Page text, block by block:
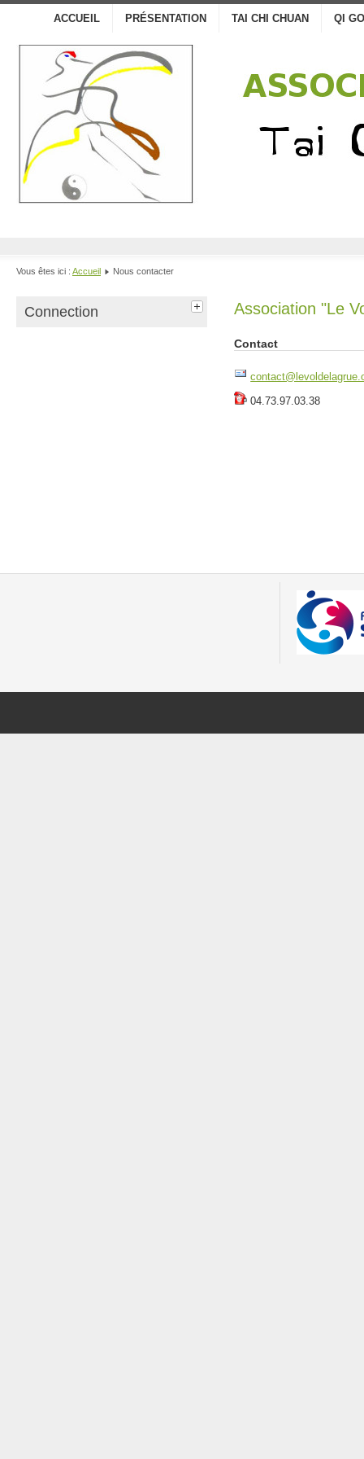
ACCUEIL PRÉSENTATION TAI CHI CHUAN QI
Vous êtes ici : Accueil Nous contacter
Connection Association "Le
Contact
04.73.97.03.38